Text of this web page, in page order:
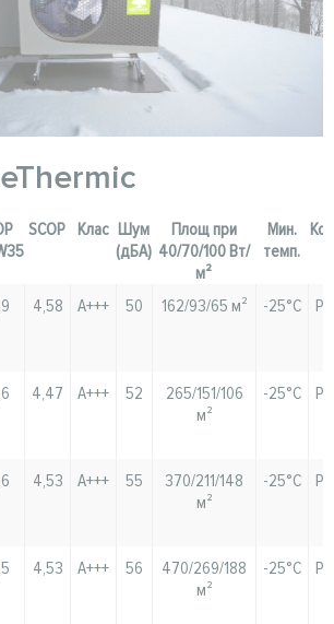
SCOP Клас Шум
(дБА)
Площ при
40/70/100 Вт/
м²
Мин.
темп.
4,58 A+++ 50 162/93/65 м² -25°C
4,47 A+++ 52
265/151/106
м²
-25°C
4,53 A+++ 55
370/211/148
м²
-25°C
4,53 A+++ 56
470/269/188
м²
-25°C